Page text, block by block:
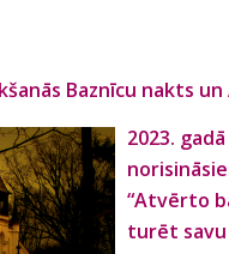
Baznīcu nakts
2023.
“Atvērto
turēt savu